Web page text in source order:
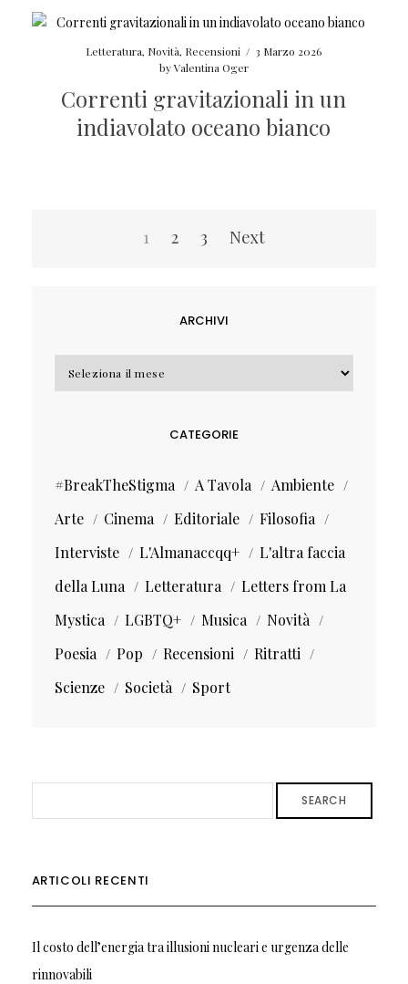
Letteratura, Novità, Recensioni / 3 Marzo 2026
byValentina Oger
Correnti gravitazionali in un
indiavolato oceano bianco
Navigazione
1 2 3 Next
ARCHIVI
CATEGORIE
#BreakTheStigma A Tavola
Ambiente
Arte
Cinema Editoriale
Filosofia
Interviste
L'Almanaccqq+
L'altra faccia
della Luna
Letteratura
Letters from La
Mystica
LGBTQ+ Musica
Novità
Poesia
Pop Recensioni
Ritratti
Scienze
Società Sport
SEARCH
ARTICOLI RECENTI
Il costo dell’energia tra illusioni nucleari e urgenza delle
rinnovabili